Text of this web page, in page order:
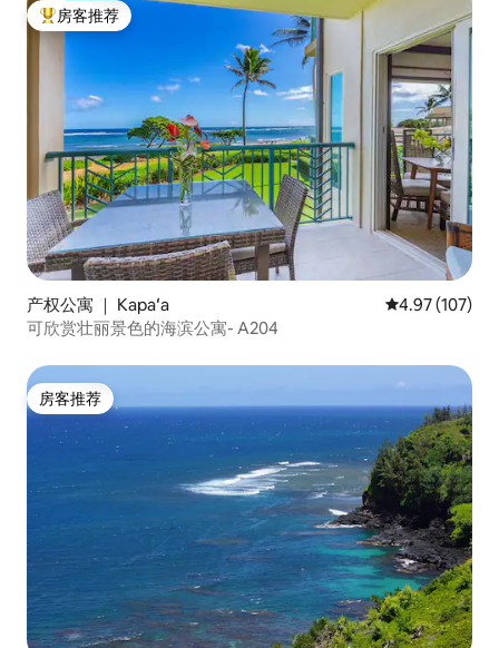
热门「房客推荐」
房客推荐
产权公寓 ｜ Kapaʻa 平均评分 4.97
4.97 (107)
可欣赏壮丽景色的海滨公寓- A204
房客推荐
房客推荐